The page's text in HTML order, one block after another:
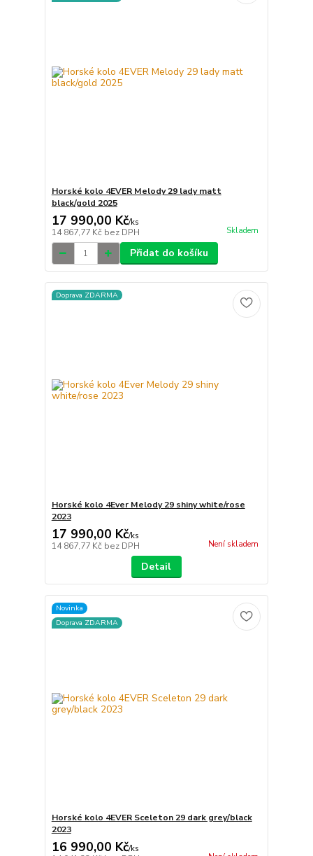
Horské kolo 4EVER Melody 29 lady matt
black/gold 2025
17 990,00 Kč/ks
14 867,77 Kč bez DPH Skladem
Přidat do košíku
Doprava ZDARMA
Horské kolo 4Ever Melody 29 shiny white/rose
2023
17 990,00 Kč/ks
14 867,77 Kč bez DPH Není skladem
Detail
Novinka
Doprava ZDARMA
Horské kolo 4EVER Sceleton 29 dark grey/black
2023
16 990,00 Kč/ks